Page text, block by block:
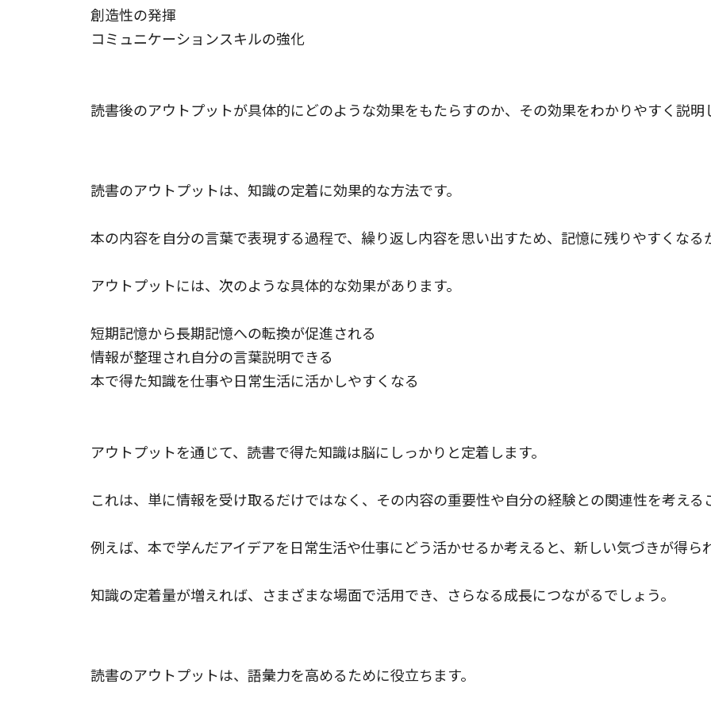
創造性の発揮
コミュニケーションスキルの強化
読書後のアウトプットが具体的にどのような効果をもたらすのか、その効果をわかりやすく説明
読書のアウトプットは、知識の定着に効果的な方法です。
本の内容を自分の言葉で表現する過程で、繰り返し内容を思い出すため、記憶に残りやすくなる
アウトプットには、次のような具体的な効果があります。
短期記憶から長期記憶への転換が促進される
情報が整理され自分の言葉説明できる
本で得た知識を仕事や日常生活に活かしやすくなる
アウトプットを通じて、読書で得た知識は脳にしっかりと定着します。
これは、単に情報を受け取るだけではなく、その内容の重要性や自分の経験との関連性を考える
例えば、本で学んだアイデアを日常生活や仕事にどう活かせるか考えると、新しい気づきが得ら
知識の定着量が増えれば、さまざまな場面で活用でき、さらなる成長につながるでしょう。
読書のアウトプットは、語彙力を高めるために役立ちます。